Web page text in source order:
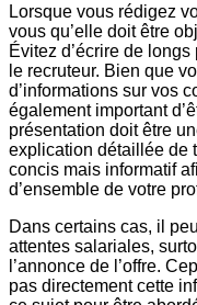
Lorsque vous rédigez
vous qu’elle doit être
Évitez d’écrire de
le recruteur. Bien que
d’informations sur vos
également important
présentation doit être
explication détaillée de
concis mais informatif
d’ensemble de votre
Dans certains cas, il
attentes salariales,
l’annonce de l’offre.
pas directement cette